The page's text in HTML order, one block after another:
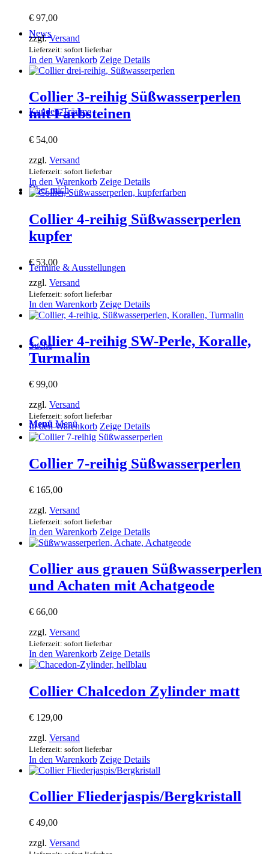
News
Kunden-Träume
Über mich
Termine & Ausstellungen
Suche
Menü Menü
€ 97,00
zzgl.Versand
Lieferzeit: sofort lieferbar
In den Warenkorb Zeige Details
Collier 3-reihig Süßwasserperlen
mit Farbsteinen
€ 54,00
zzgl. Versand
Lieferzeit: sofort lieferbar
In den Warenkorb Zeige Details
Collier 4-reihig Süßwasserperlen
kupfer
€53,00
zzgl. Versand
Lieferzeit: sofort lieferbar
In den Warenkorb Zeige Details
Collier 4-reihig SW-Perle, Koralle,
Turmalin
€ 99,00
zzgl. Versand
Lieferzeit: sofort lieferbar
In den Warenkorb Zeige Details
Collier 7-reihig Süßwasserperlen
€ 165,00
zzgl. Versand
Lieferzeit: sofort lieferbar
In den Warenkorb Zeige Details
Collier aus grauen Süßwasserperlen
und Achaten mit Achatgeode
€ 66,00
zzgl. Versand
Lieferzeit: sofort lieferbar
In den Warenkorb Zeige Details
Collier Chalcedon Zylinder matt
€ 129,00
zzgl. Versand
Lieferzeit: sofort lieferbar
In den Warenkorb Zeige Details
Collier Fliederjaspis/Bergkristall
€ 49,00
zzgl. Versand